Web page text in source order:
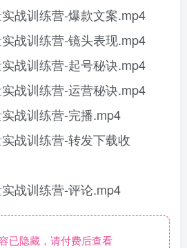
战训练营-爆款文案.mp4
战训练营-镜头表现.mp4
战训练营-起号秘诀.mp4
战训练营-运营秘诀.mp4
战训练营-完播.mp4
战训练营-转发下载收
战训练营-评论.mp4
已隐藏，请付费后查看